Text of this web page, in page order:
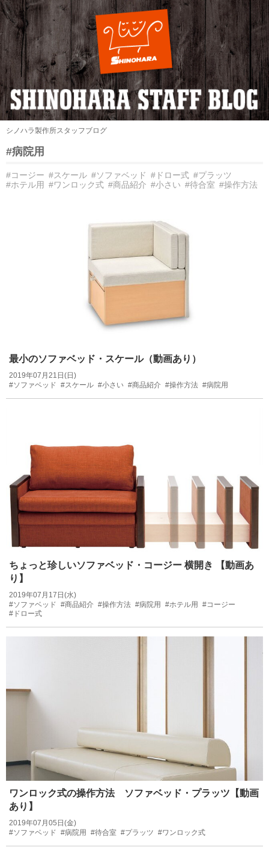
シノハラ製作所スタッフブログ
#病院用
#コージー #スケール #ソファベッド #ドロー式 #プラッツ
#ホテル用 #ワンロック式 #商品紹介 #小さい #待合室 #操作方法
最小のソファベッド・スケール（動画あり）
2019年07月21日(日)
#ソファベッド #スケール #小さい #商品紹介 #操作方法 #病院用
ちょっと珍しいソファベッド・コージー 横開き 【動画あ
り】
2019年07月17日(水)
#ソファベッド #商品紹介 #操作方法 #病院用 #ホテル用 #コージー
#ドロー式
ワンロック式の操作方法 ソファベッド・プラッツ【動画
あり】
2019年07月05日(金)
#ソファベッド #病院用 #待合室 #プラッツ #ワンロック式